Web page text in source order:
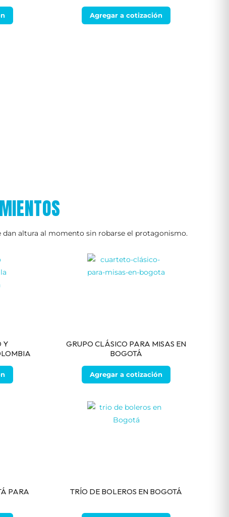
Agregar a cotización
dan altura al momento sin robarse el protagonismo.
Y
GRUPO CLÁSICO PARA MISAS EN
BOGOTÁ
Agregar a cotización
PARA
TRÍO DE BOLEROS EN BOGOTÁ